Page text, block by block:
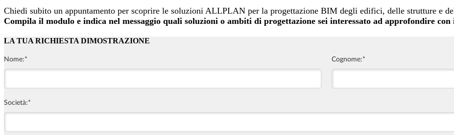
Chiedi subito un appuntamento per scoprire le soluzioni ALLPLAN per la progettazione BIM degli edifici, delle strutture e
Compila il modulo e indica nel messaggio quali soluzioni o ambiti di progettazione sei interessato ad approfondire con
LA TUA RICHIESTA DIMOSTRAZIONE
*
Nome: *
Cognome:
*
Società: